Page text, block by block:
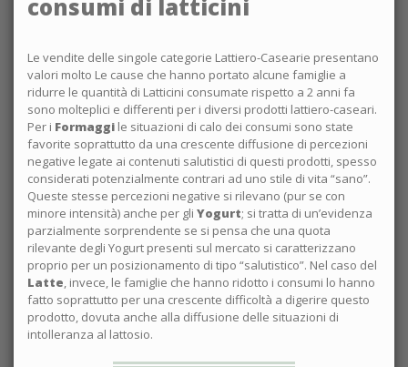
consumi di latticini
Le vendite delle singole categorie Lattiero-Casearie presentano
valori molto Le cause che hanno portato alcune famiglie a
ridurre le quantità di Latticini consumate rispetto a 2 anni fa
sono molteplici e differenti per i diversi prodotti lattiero-caseari.
Per i Formaggi le situazioni di calo dei consumi sono state
favorite soprattutto da una crescente diffusione di percezioni
negative legate ai contenuti salutistici di questi prodotti, spesso
considerati potenzialmente contrari ad uno stile di vita “sano”.
Queste stesse percezioni negative si rilevano (pur se con
minore intensità) anche per gli Yogurt; si tratta di un’evidenza
parzialmente sorprendente se si pensa che una quota
rilevante degli Yogurt presenti sul mercato si caratterizzano
proprio per un posizionamento di tipo “salutistico”. Nel caso del
Latte, invece, le famiglie che hanno ridotto i consumi lo hanno
fatto soprattutto per una crescente difficoltà a digerire questo
prodotto, dovuta anche alla diffusione delle situazioni di
intolleranza al lattosio.